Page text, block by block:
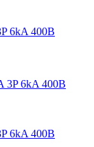
6kA 400В
6kA 400В